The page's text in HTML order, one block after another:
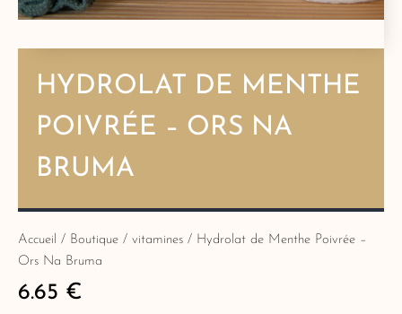
HYDROLAT DE MENTHE
POIVRÉE – ORS NA
BRUMA
Accueil / Boutique / vitamines / Hydrolat de Menthe Poivrée –
Ors Na Bruma
6.65 €